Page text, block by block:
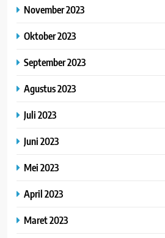
November 2023
Oktober 2023
September 2023
Agustus 2023
Juli 2023
Juni 2023
Mei 2023
April 2023
Maret 2023